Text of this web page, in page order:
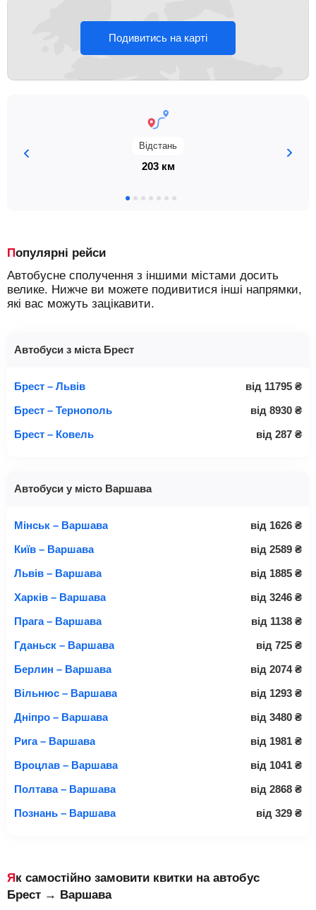
Подивитись на карті
Відстань
203 км
Популярні рейси
Автобусне сполучення з іншими містами досить
велике. Нижче ви можете подивитися інші напрямки,
які вас можуть зацікавити.
Автобуси з міста Брест
Брест – Львів від 11795 ₴
Брест – Тернополь
від 8930 ₴
Брест – Ковель
від 287 ₴
Автобуси у місто Варшава
Мінськ – Варшава від 1626 ₴
Київ – Варшава
від 2589 ₴
Львів – Варшава
від 1885 ₴
Харків – Варшава
від 3246 ₴
Прага – Варшава
від 1138 ₴
Гданьск – Варшава
від 725 ₴
Берлин – Варшава
від 2074 ₴
Вільнюс – Варшава
від 1293 ₴
Дніпро – Варшава
від 3480 ₴
Рига – Варшава
від 1981 ₴
Вроцлав – Варшава
від 1041 ₴
Полтава – Варшава
від 2868 ₴
Познань – Варшава
від 329 ₴
Як самостійно замовити квитки на автобус
Брест → Варшава